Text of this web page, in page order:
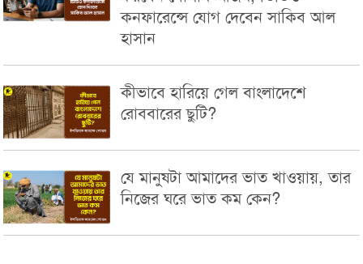
কনফারেন্সে যোগ দেবেন সাকিব আল
হাসান
কীভাবে হারিয়ে গেল বাংলাদেশে
রোববারের ছুটি?
যে মানুষটা আমাদের ভাত খাওয়ায়, তার
নিজের ঘরে ভাত কম কেন?